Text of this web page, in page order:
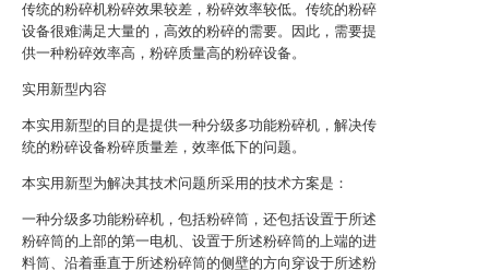
传统的粉碎机粉碎效果较差，粉碎效率较低。传统的粉碎
设备很难满足大量的，高效的粉碎的需要。因此，需要提
供一种粉碎效率高，粉碎质量高的粉碎设备。
实用新型内容
本实用新型的目的是提供一种分级多功能粉碎机，解决传
统的粉碎设备粉碎质量差，效率低下的问题。
本实用新型为解决其技术问题所采用的技术方案是：
一种分级多功能粉碎机，包括粉碎筒，还包括设置于所述
粉碎筒的上部的第一电机、设置于所述粉碎筒的上端的进
料筒、沿着垂直于所述粉碎筒的侧壁的方向穿设于所述粉